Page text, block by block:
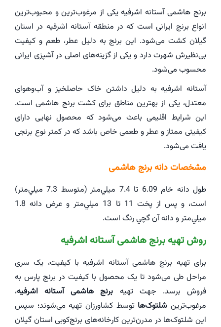
برنج هاشمی آستانه اشرفیه یکی از مرغوب‌ترین و محبوب‌ترین
انواع برنج ایرانی است که در منطقه آستانه اشرفیه در استان
گیلان کشت می‌شود. این برنج به دلیل عطر، طعم و کیفیت
بی‌نظیرش شهرت دارد و یکی از گزینه‌های اصلی در آشپزی ایرانی
محسوب می‌شود.
آستانه اشرفیه به دلیل داشتن خاک حاصلخیز و آب‌وهوای
معتدل، یکی از بهترین مناطق برای کشت برنج هاشمی است.
این شرایط اقلیمی باعث می‌شود که محصول نهایی دارای
کیفیتی ممتاز و عطر و طعمی خاص باشد که در کمتر نوع برنجی
یافت می‌شود.
مشخصات دانه برنج هاشمی
طول دانه خام 6.09 تا 7.4 ميلي‌متر (متوسط 7.3 ميلي‌متر)
است، و پس از پخت 11 تا 13 ميلي‌متر و عرض دانه 1.8
ميلي‌متر و دانه آن گچي رنگ است.
روش تهیه برنج هاشمی آستانه اشرفیه
برای تهیه برنج هاشمی آستانه اشرفیه با کیفیت، یک سری
مراحل طی می‌شود تا یک محصول با کیفیت در برنج پارس به
فروش برسد. جهت تهیه برنج هاشمی آستانه اشرفیه،
مرغوب‌ترینشلتوک‌ها توسط کشاورزان تهیه می‌شوند؛ سپس
این شلتوک‌ها در مدرن‌ترین کارخانه‌های برنج‌کوبی استان گیلان